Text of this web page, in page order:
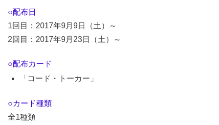
○配布日
1回目：2017年9月9日（土）～
2回目：2017年9月23日（土）～
○配布カード
「コード・トーカー」
○カード種類
全1種類